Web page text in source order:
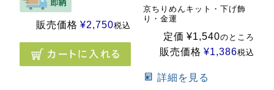
販売価格 ¥2,750税込
京ちりめんキット・下げ飾
り・金運
定価 ¥1,540のところ
販売価格 ¥1,386税込
詳細を見る